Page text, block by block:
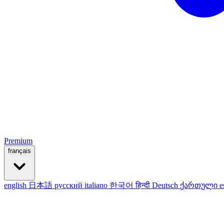
Premium
français
english 日本語 русский italiano 한국어हिन्दी Deutsch ქართული